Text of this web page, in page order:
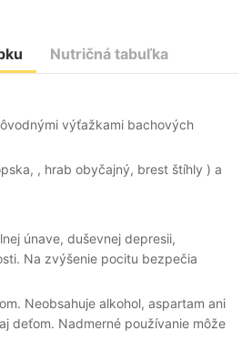
Nutričná tabuľka
výťažkami bachových
, hrab obyčajný, brest štíhly ) a
únave, duševnej depresii,
Na zvýšenie pocitu bezpečia
Neobsahuje alkohol, aspartam ani
deťom. Nadmerné používanie môže